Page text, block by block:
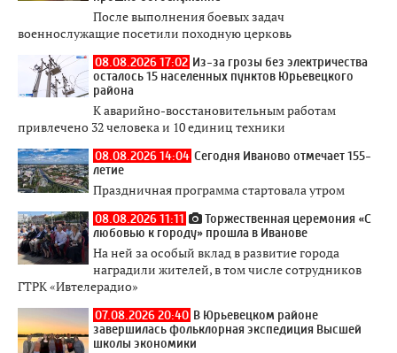
После выполнения боевых задач
военнослужащие посетили походную церковь
08.08.2026 17:02 Из-за грозы без электричества
осталось 15 населенных пунктов Юрьевецкого
района
К аварийно-восстановительным работам
привлечено 32 человека и 10 единиц техники
08.08.2026 14:04 Сегодня Иваново отмечает 155-
летие
Праздничная программа стартовала утром
08.08.2026 11:11
Торжественная церемония «С
любовью к городу» прошла в Иванове
На ней за особый вклад в развитие города
наградили жителей, в том числе сотрудников
ГТРК «Ивтелерадио»
07.08.2026 20:40 В Юрьевецком районе
завершилась фольклорная экспедиция Высшей
школы экономики